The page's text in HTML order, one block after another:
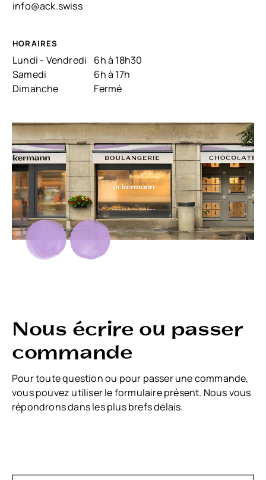
info@ack.swiss
HORAIRES
Lundi - Vendredi
Samedi
Dimanche
6h à 18h30
6h à 17h
Fermé
Nous écrire ou passer
commande
Pour toute question ou pour passer une commande,
vous pouvez utiliser le formulaire présent. Nous vous
répondrons dans les plus brefs délais.